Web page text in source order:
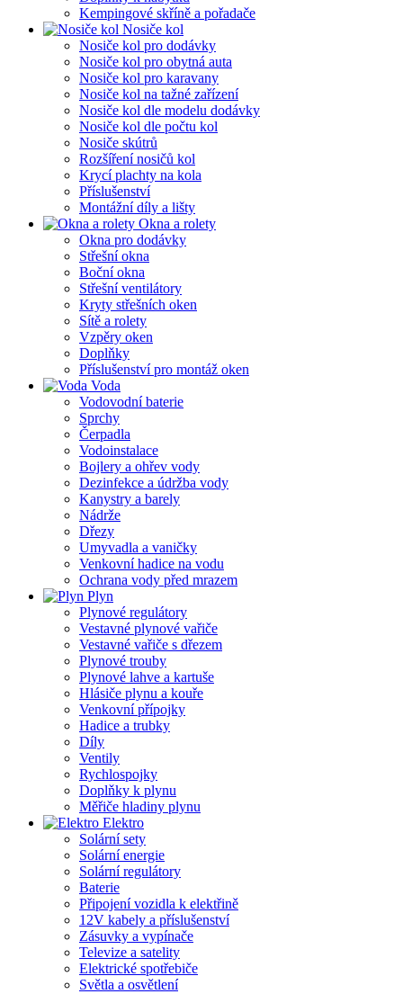
Kempingové skříně a pořadače
Nosiče kol
Nosiče kol pro dodávky
Nosiče kol pro obytná auta
Nosiče kol pro karavany
Nosiče kol na tažné zařízení
Nosiče kol dle modelu dodávky
Nosiče kol dle počtu kol
Nosiče skútrů
Rozšíření nosičů kol
Krycí plachty na kola
Příslušenství
Montážní díly a lišty
Okna a rolety
Okna pro dodávky
Střešní okna
Boční okna
Střešní ventilátory
Kryty střešních oken
Sítě a rolety
Vzpěry oken
Doplňky
Příslušenství pro montáž oken
Voda
Vodovodní baterie
Sprchy
Čerpadla
Vodoinstalace
Bojlery a ohřev vody
Dezinfekce a údržba vody
Kanystry a barely
Nádrže
Dřezy
Umyvadla a vaničky
Venkovní hadice na vodu
Ochrana vody před mrazem
Plyn
Plynové regulátory
Vestavné plynové vařiče
Vestavné vařiče s dřezem
Plynové trouby
Plynové lahve a kartuše
Hlásiče plynu a kouře
Venkovní přípojky
Hadice a trubky
Díly
Ventily
Rychlospojky
Doplňky k plynu
Měřiče hladiny plynu
Elektro
Solární sety
Solární energie
Solární regulátory
Baterie
Připojení vozidla k elektřině
12V kabely a příslušenství
Zásuvky a vypínače
Televize a satelity
Elektrické spotřebiče
Světla a osvětlení